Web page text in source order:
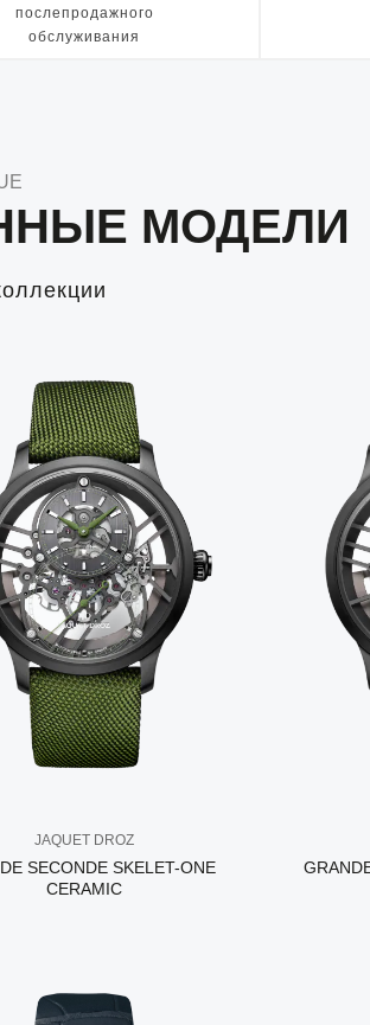
послепродажного
обслуживания
МОДЕЛИ
JAQUET DROZ
SECONDE SKELET-ONE
CERAMIC